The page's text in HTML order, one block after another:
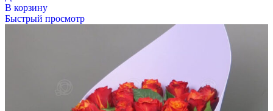
В корзину
Быстрый просмотр